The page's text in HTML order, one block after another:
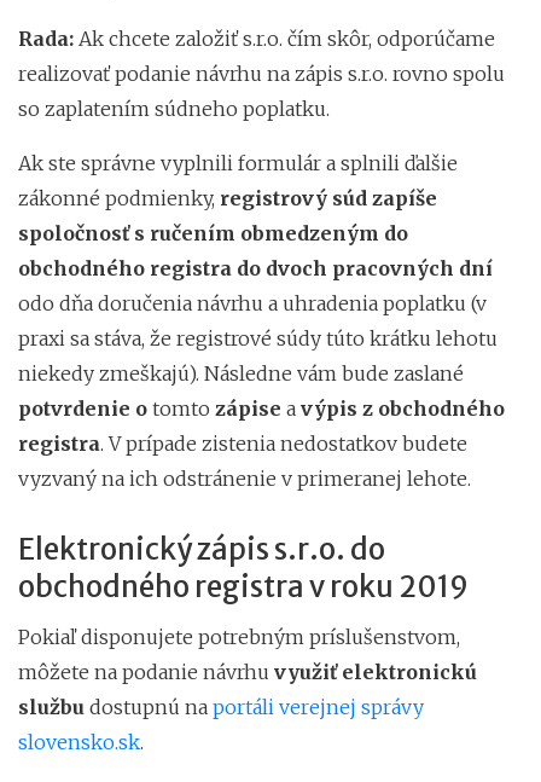
Rada: Ak chcete založiť s.r.o. čím skôr, odporúčame
realizovať podanie návrhu na zápis s.r.o. rovno spolu
so zaplatením súdneho poplatku.
Ak ste správne vyplnili formulár a splnili ďalšie
zákonné podmienky, registrový súd zapíše
spoločnosť s ručením obmedzeným do
obchodného registra do dvoch pracovných dní
odo dňa doručenia návrhu a uhradenia poplatku (v
praxi sa stáva, že registrové súdy túto krátku lehotu
niekedy zmeškajú). Následne vám bude zaslané
potvrdenie o tomto zápise a výpis z obchodného
registra. V prípade zistenia nedostatkov budete
vyzvaný na ich odstránenie v primeranej lehote.
Elektronický zápis s.r.o. do
obchodného registra v roku 2019
Pokiaľ disponujete potrebným príslušenstvom,
môžete na podanie návrhu využiť elektronickú
službu dostupnú na portáli verejnej správy
slovensko.sk.